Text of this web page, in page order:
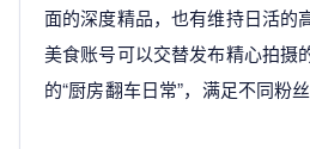
面的深度精品，也有维持日活的
美食账号可以交替发布精心拍摄
的“厨房翻车日常”，满足不同粉丝